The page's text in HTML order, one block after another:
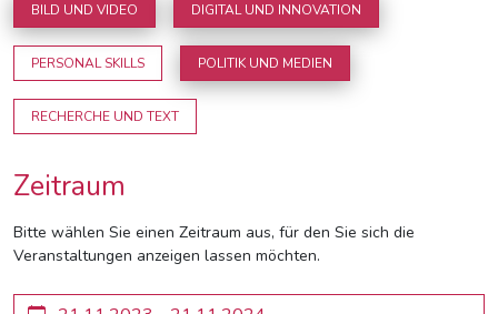
BILD UND VIDEO DIGITAL UND INNOVATION
PERSONAL SKILLS POLITIK UND MEDIEN
RECHERCHE UND TEXT
Zeitraum
Bitte wählen Sie einen Zeitraum aus, für den Sie sich die
Veranstaltungen anzeigen lassen möchten.